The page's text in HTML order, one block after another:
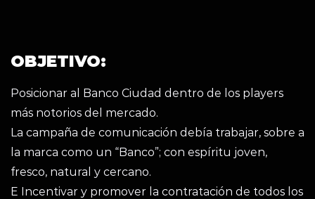
OBJETIVO:
Posicionar al Banco Ciudad dentro de los players
más notorios del mercado.
La campaña de comunicación debía trabajar, sobre a
la marca como un “Banco”; con espíritu joven,
fresco, natural y cercano.
E Incentivar y promover la contratación de todos los